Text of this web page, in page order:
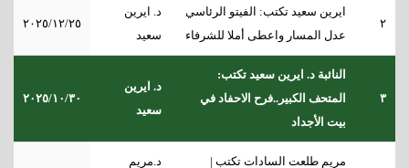
٢
ايرين سعيد تكتب: الفيتو الرئاسي
عدل المسار واعطى أملا للشرفاء
د. ايرين
سعيد
٢٠٢٥/١٢/٢٥
٣
النائبة د. ايرين سعيد تكتب:
المتحف الكبير..فرح الاحفاد في
بيت الأجداد
د. ايرين
سعيد
٢٠٢٥/١٠/٣٠
مريم طلعت السادات تكتب |
د.مريم